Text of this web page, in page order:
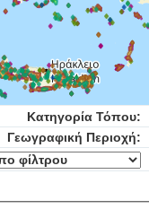
Κατηγορία Τόπου:
Γεωγραφική Περιοχή: